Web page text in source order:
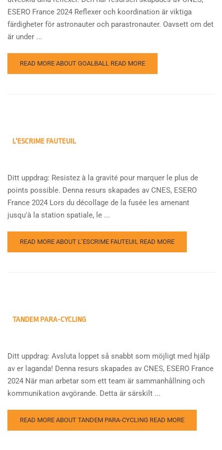
ESERO France 2024 Reflexer och koordination är viktiga
färdigheter för astronauter och parastronauter. Oavsett om det
är under ...
READ MORE ABOUT GOALBALL READ MORE
L'ESCRIME FAUTEUIL
Ditt uppdrag: Resistez à la gravité pour marquer le plus de
points possible. Denna resurs skapades av CNES, ESERO
France 2024 Lors du décollage de la fusée les amenant
jusqu'à la station spatiale, le ...
READ MORE ABOUT L’ESCRIME FAUTEUIL READ MORE
TANDEM PARA-CYCLING
Ditt uppdrag: Avsluta loppet så snabbt som möjligt med hjälp
av er laganda! Denna resurs skapades av CNES, ESERO France
2024 När man arbetar som ett team är sammanhållning och
kommunikation avgörande. Detta är särskilt ...
READ MORE ABOUT TANDEM PARA-CYCLING READ MORE